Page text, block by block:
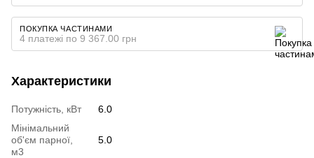
ПОКУПКА ЧАСТИНАМИ
4 платежі по 9 367.00 грн
Характеристики
Потужність, кВт
6.0
Мінімальний
об'єм парної,
м3
5.0